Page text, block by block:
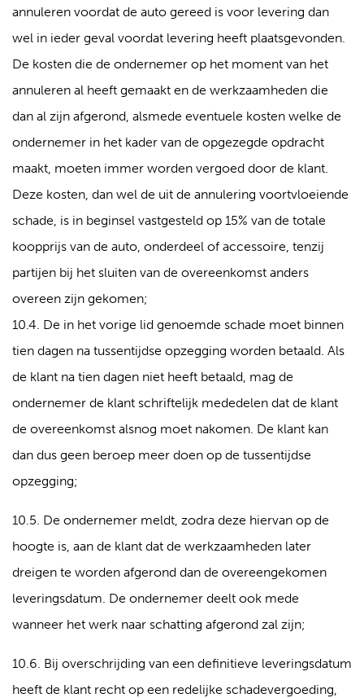
annuleren voordat de auto gereed is voor levering dan
wel in ieder geval voordat levering heeft plaatsgevonden.
De kosten die de ondernemer op het moment van het
annuleren al heeft gemaakt en de werkzaamheden die
dan al zijn afgerond, alsmede eventuele kosten welke de
ondernemer in het kader van de opgezegde opdracht
maakt, moeten immer worden vergoed door de klant.
Deze kosten, dan wel de uit de annulering voortvloeiende
schade, is in beginsel vastgesteld op 15% van de totale
koopprijs van de auto, onderdeel of accessoire, tenzij
partijen bij het sluiten van de overeenkomst anders
overeen zijn gekomen;
10.4. De in het vorige lid genoemde schade moet binnen
tien dagen na tussentijdse opzegging worden betaald. Als
de klant na tien dagen niet heeft betaald, mag de
ondernemer de klant schriftelijk mededelen dat de klant
de overeenkomst alsnog moet nakomen. De klant kan
dan dus geen beroep meer doen op de tussentijdse
opzegging;
10.5. De ondernemer meldt, zodra deze hiervan op de
hoogte is, aan de klant dat de werkzaamheden later
dreigen te worden afgerond dan de overeengekomen
leveringsdatum. De ondernemer deelt ook mede
wanneer het werk naar schatting afgerond zal zijn;
10.6. Bij overschrijding van een definitieve leveringsdatum
heeft de klant recht op een redelijke schadevergoeding,